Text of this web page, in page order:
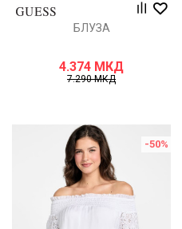
БЛУЗА
4.374 МКД
7.290МКД
-50%